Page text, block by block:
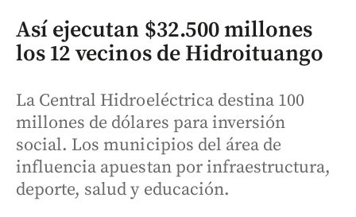
Así ejecutan $32.500 millones
los 12 vecinos de Hidroituango
La Central Hidroeléctrica destina 100
millones de dólares para inversión
social. Los municipios del área de
influencia apuestan por infraestructura,
deporte, salud y educación.